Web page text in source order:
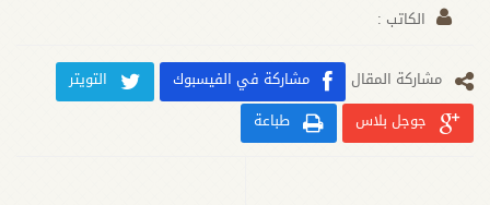
الکاتب :
مشارکة المقال مشاركة في الفيسبوك
التويتر
جوجل بلاس
طباعة